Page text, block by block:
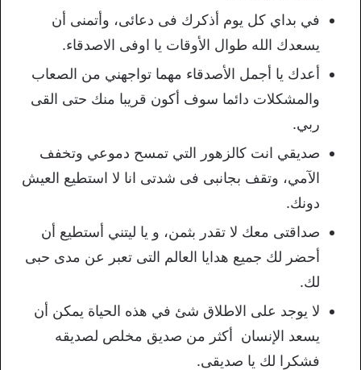
في بداي كل يوم أذكرك فى دعائى، وأتمنى أن
يسعدك الله طوال الأوقات يا اوفى الاصدقاء.
أعدك يا أجمل الأصدقاء مهما تواجهني من الصعاب
والمشكلات دائما سوف أكون قريبا منك حتى القى
ربي.
صديقي انت كالزهور التي تمسح دموعي وتخفف
الآمي، وتقف بجانبى فى شدتى انا لا استطيع العيش
دونك.
صداقتى معك لا تقدر بثمن، و يا ليتني أستطيع أن
أحضر لك جميع هدايا العالم التى تعبر عن مدى حبى
لك.
لا يوجد على الاطلاق شئ في هذه الحياة يمكن أن
يسعد الإنسان أكثر من صديق مخلص لصديقه
فشكرا لك يا صديقى.